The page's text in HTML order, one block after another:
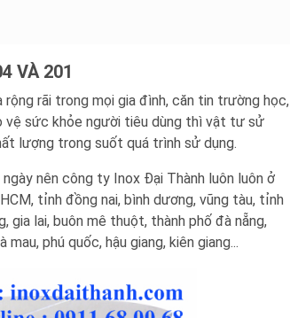
VÀ 201
rộng rãi trong mọi gia đình, căn tin trường học,
vệ sức khỏe người tiêu dùng thì vật tư sử
lượng trong suốt quá trình sử dụng.
nên công ty Inox Đại Thành luôn luôn ở
tỉnh đồng nai, bình dương, vũng tàu, tỉnh
gia lai, buôn mê thuột, thành phố đà nẵng,
phú quốc, hậu giang, kiên giang...